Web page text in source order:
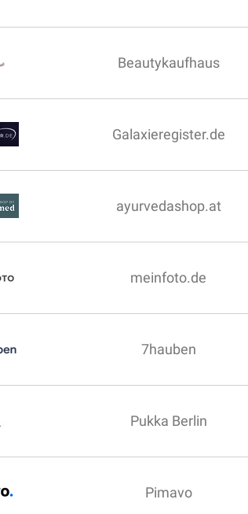
Beautykaufhaus
Galaxieregister.de
ayurvedashop.at
meinfoto.de
7hauben
Pukka Berlin
Pimavo